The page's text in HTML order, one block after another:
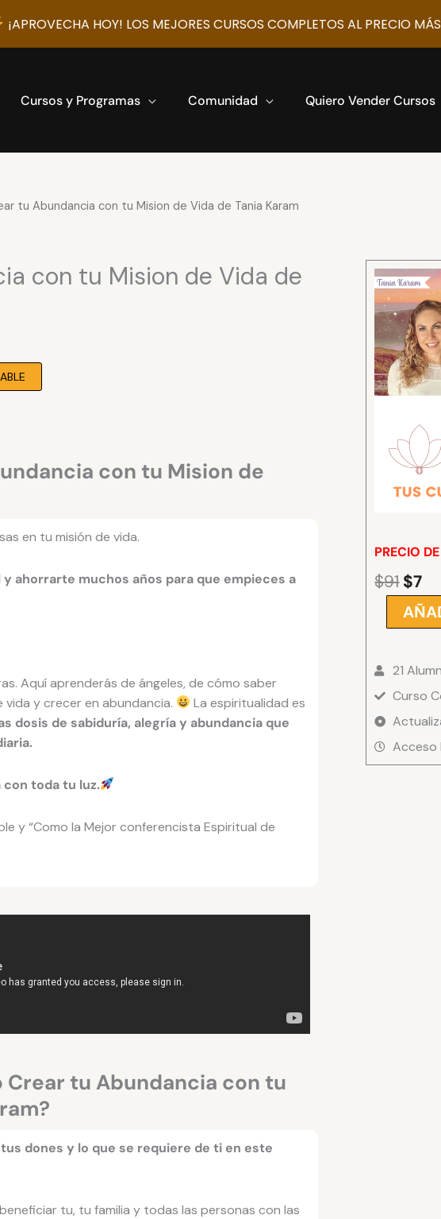
Cursos y Programas Comunidad Quiero Vender Cursos
tu Abundancia con tu Mision de Vida de Tania Karam
con tu Mision de Vida de
con tu Mision de
en tu misión de vida.
ahorrarte muchos años para que empieces a
Aquí aprenderás de ángeles, de cómo saber
y crecer en abundancia.
La espiritualidad es
dosis de sabiduría, alegría y abundancia que
con toda tu luz.
y “Como la Mejor conferencista Espiritual de
Crear tu Abundancia con tu
dones y lo que se requiere de ti en este
tu, tu familia y todas las personas con las
PRECIO
$91El
$91.
$7
Como
Abundancia
con
tu
Mision
21
Curso
Acceso
¡APROVECHA HOY! LOS MEJORES CURSOS COMPLETOS AL PRECIO